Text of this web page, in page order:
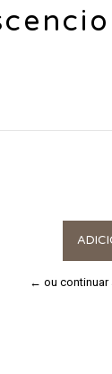
← ou continuar